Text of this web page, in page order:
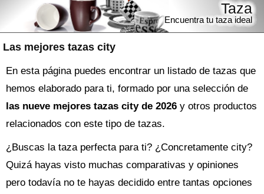
Las mejores tazas city
Taza
Encuentra tu taza ideal
En esta página puedes encontrar un listado de tazas que
hemos elaborado para ti, formado por una selección de
las nueve mejores tazas city de 2026 y otros productos
relacionados con este tipo de tazas.
¿Buscas la tazaperfecta para ti? ¿Concretamente city?
Quizá hayas visto muchas comparativas y opiniones
pero todavía no te hayas decidido entre tantas opciones